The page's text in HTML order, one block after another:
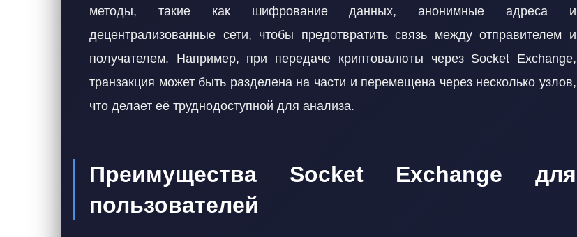
методы, такие как шифрование данных, анонимные адреса и
децентрализованные сети, чтобы предотвратить связь между отправителем и
получателем. Например, при передаче криптовалюты через Socket Exchange,
транзакция может быть разделена на части и перемещена через несколько узлов,
что делает её труднодоступной для анализа.
Преимущества Socket Exchange для
пользователей